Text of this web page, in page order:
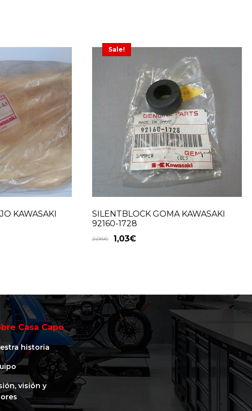
KAWASAKI
Sale!
SILENTBLOCK GOMA KAWASAKI
92160-1728
2,06€ 1,03€
Casa Capo
historia
visión y